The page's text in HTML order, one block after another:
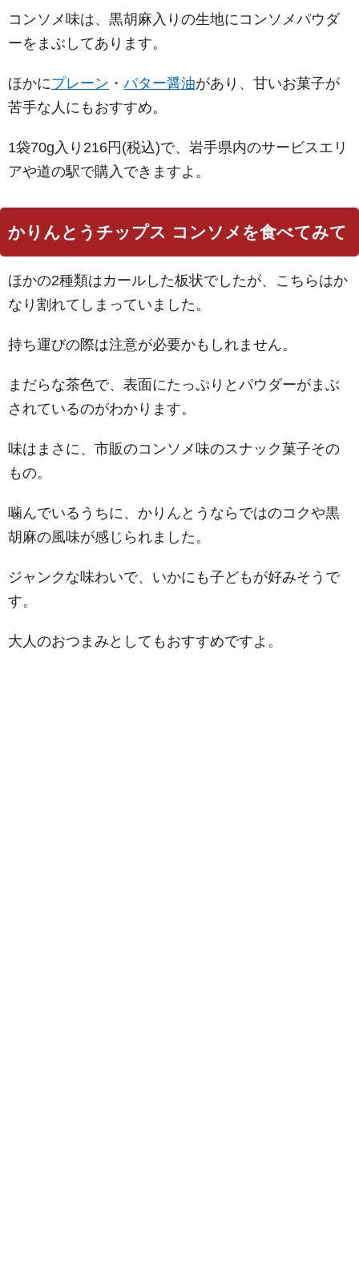
コンソメ味は、黒胡麻入りの生地にコンソメパウダ
ーをまぶしてあります。
ほかにプレーン ・ バター醤油があり、甘いお菓子が
苦手な人にもおすすめ。
1袋70g入り216円(税込)で、岩手県内のサービスエリ
アや道の駅で購入できますよ。
かりんとうチップス コンソメを食べてみて
ほかの2種類はカールした板状でしたが、こちらはか
なり割れてしまっていました。
持ち運びの際は注意が必要かもしれません。
まだらな茶色で、表面にたっぷりとパウダーがまぶ
されているのがわかります。
味はまさに、市販のコンソメ味のスナック菓子その
もの。
噛んでいるうちに、かりんとうならではのコクや黒
胡麻の風味が感じられました。
ジャンクな味わいで、いかにも子どもが好みそうで
す。
大人のおつまみとしてもおすすめですよ。